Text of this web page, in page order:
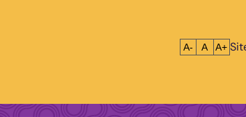
Réduire le
A- A A+